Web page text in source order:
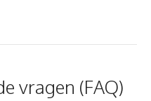
vragen (FAQ)